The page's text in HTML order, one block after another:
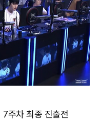
주차 최종 진출전